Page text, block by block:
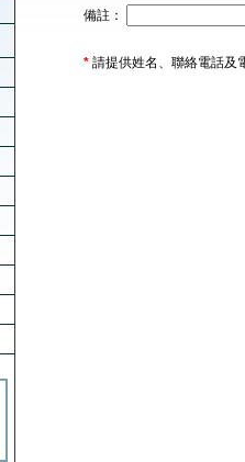
備註：
* 請提供姓名、聯絡電話及